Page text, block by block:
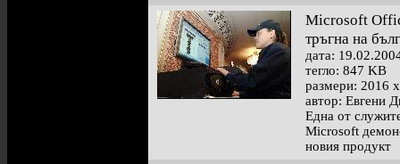
Microsoft
тръгна на
дата:
тегло: 847 KB
размери: 2016
автор: Евгени
Една от
Microsoft
новия продукт